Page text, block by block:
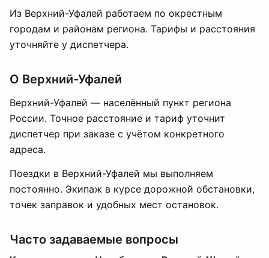
Из Верхний-Уфалей работаем по окрестным
городам и районам региона. Тарифы и расстояния
уточняйте у диспетчера.
О Верхний-Уфалей
Верхний-Уфалей — населённый пункт региона
России. Точное расстояние и тариф уточнит
диспетчер при заказе с учётом конкретного
адреса.
Поездки в Верхний-Уфалей мы выполняем
постоянно. Экипаж в курсе дорожной обстановки,
точек заправок и удобных мест остановок.
Часто задаваемые вопросы